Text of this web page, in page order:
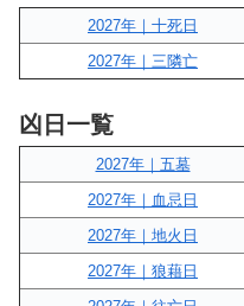
2027年｜十死日
2027年｜三隣亡
凶日一覧
2027年｜五墓
2027年｜血忌日
2027年｜地火日
2027年｜狼藉日